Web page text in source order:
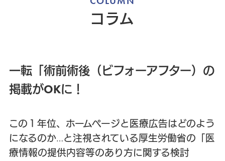
コラム
一転「術前術後（ビフォーアフター）の
掲載がOKに！
この１年位、ホームページと医療広告はどのよう
になるのか…と注視されている厚生労働省の「医
療情報の提供内容等のあり方に関する検討